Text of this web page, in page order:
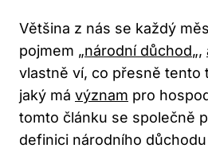
Většina z nás se každý
pojmem „národní důchod„,
vlastně ví, co přesně tento
jaký má význam pro
tomto článku se společně
definici národního